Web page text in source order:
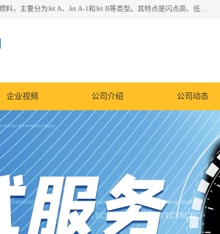
航空煤油（Jet Fuel）是专门为喷气式航空发动机设计的高纯度燃料，主要分为Jet A、Jet A-1和Jet B等类型。其特点是闪点高、低温流动性好，并添加了抗静电剂和抗氧化剂以确保飞行安全。航空煤油需
企业视频 公司介绍 公司动态